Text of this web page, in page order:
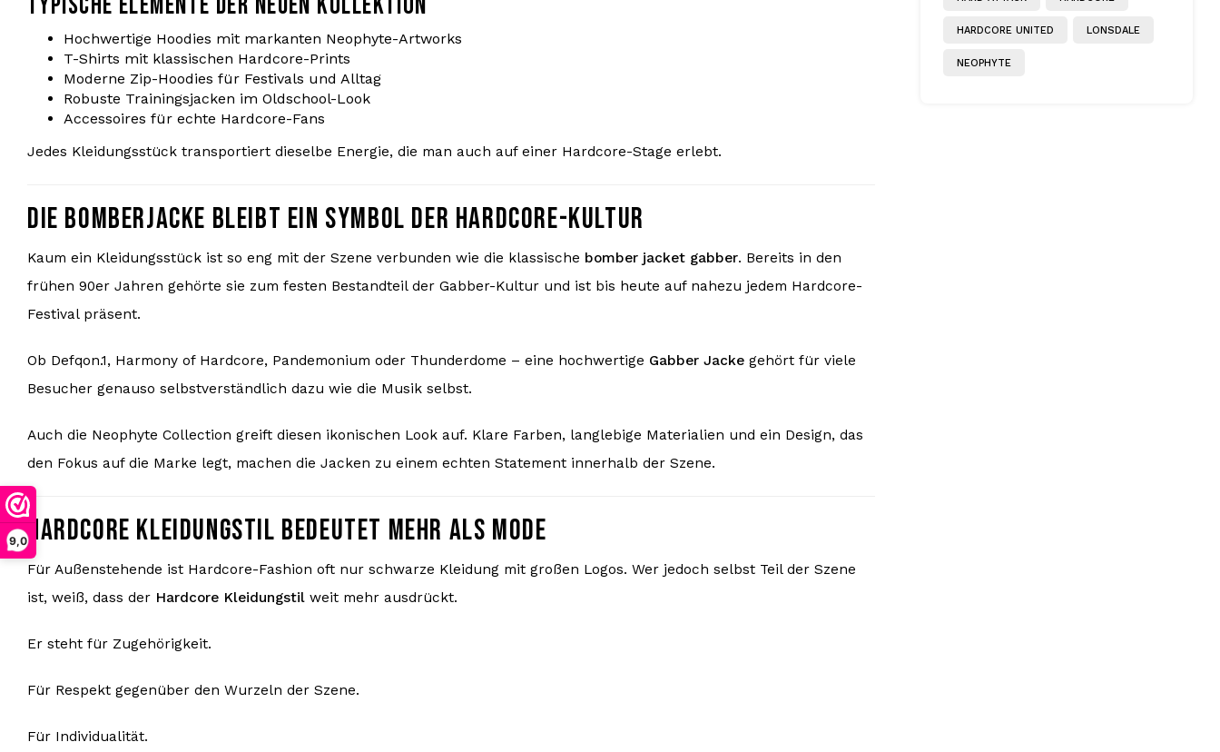
9,0
Hochwertige Hoodies mit markanten Neophyte-Artworks
T-Shirts mit klassischen Hardcore-Prints
Moderne Zip-Hoodies für Festivals und Alltag
Robuste Trainingsjacken im Oldschool-Look
Accessoires für echte Hardcore-Fans
Jedes Kleidungsstück transportiert dieselbe Energie, die man auch auf einer Hardcore-Stage erlebt.
DIE BOMBERJACKE BLEIBT EIN SYMBOL DER HARDCORE-KULTUR
Kaum ein Kleidungsstück ist so eng mit der Szene verbunden wie die klassische bomber jacket gabber. Bereits in den
frühen 90er Jahren gehörte sie zum festen Bestandteil der Gabber-Kultur und ist bis heute auf nahezu jedem Hardcore-
Festival präsent.
Ob Defqon.1, Harmony of Hardcore, Pandemonium oder Thunderdome – eine hochwertige Gabber Jacke gehört für viele
Besucher genauso selbstverständlich dazu wie die Musik selbst.
Auch die Neophyte Collection greift diesen ikonischen Look auf. Klare Farben, langlebige Materialien und ein Design, das
den Fokus auf die Marke legt, machen die Jacken zu einem echten Statement innerhalb der Szene.
HARDCORE KLEIDUNGSTIL BEDEUTET MEHR ALS MODE
Für Außenstehende ist Hardcore-Fashion oft nur schwarze Kleidung mit großen Logos. Wer jedoch selbst Teil der Szene
ist, weiß, dass der Hardcore Kleidungstil weit mehr ausdrückt.
Er steht für Zugehörigkeit.
Für Respekt gegenüber den Wurzeln der Szene.
Für Individualität.
HARDCORE UNITED LONSDALE
NEOPHYTE